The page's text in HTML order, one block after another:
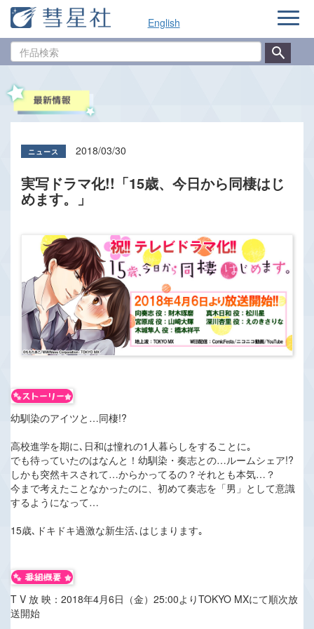
English
品
ナ
ゲ
2018/03/30
実写ドラマ化!!「15歳、今日から同棲はじ
めます。」
幼馴染のアイツと…同棲!?
高校進学を期に､日和は憧れの1人暮らしをすることに｡
でも待っていたのはなんと！幼馴染・奏志との…ルームシェア!?
しかも突然キスされて…からかってるの？それとも本気…？
今まで考えたことなかったのに、初めて奏志を「男」として意識
するようになって…
15歳､ドキドキ過激な新生活､はじまります｡
T V 放 映：2018年4月6日（金）25:00よりTOKYO MXにて順次放
送開始